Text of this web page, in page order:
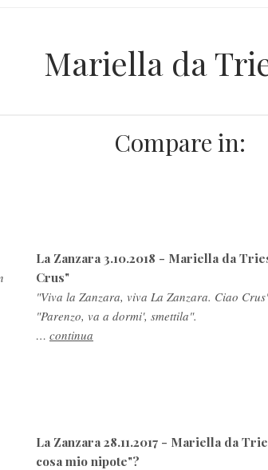
Mariella da
Compare in:
La Zanzara 3.10.2018 - Mariella da
Crus"
"Viva la Zanzara, viva La Zanzara. Ciao
"Parenzo, va a dormi', smettila".
… continua
La Zanzara 28.11.2017 - Mariella da
cosa mio nipote"?